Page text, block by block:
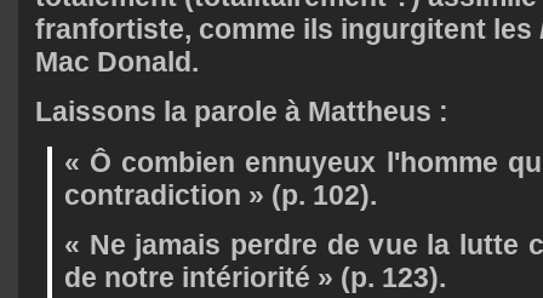
franfortiste, comme ils ingurgitent les
Mac Donald.
Laissons la parole à Mattheus :
« Ô combien ennuyeux l'homme
contradiction » (p. 102).
« Ne jamais perdre de vue la lutte
de notre intériorité » (p. 123).